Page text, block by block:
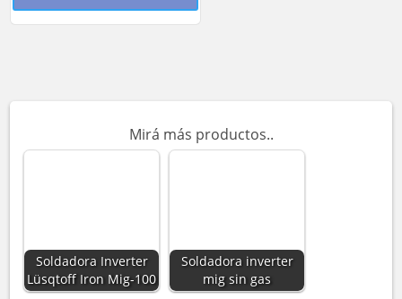
Mirá más productos..
Soldadora Inverter
Lüsqtoff Iron Mig-100
Soldadora inverter
mig sin gas